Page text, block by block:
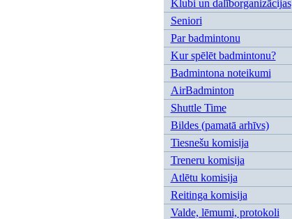
Klubi un dalīborganizācijas
Seniori
Par badmintonu
Kur spēlēt badmintonu?
Badmintona noteikumi
AirBadminton
Shuttle Time
Bildes (pamatā arhīvs)
Tiesnešu komisija
Treneru komisija
Atlētu komisija
Reitinga komisija
Valde, lēmumi, protokoli